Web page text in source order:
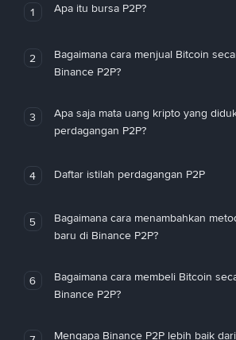
1 Apa itu bursa P2P?
2
Bagaimana cara menjual Bitcoin
Binance P2P?
3
Apa saja mata uang kripto yang
perdagangan P2P?
4 Daftar istilah perdagangan P2P
5
Bagaimana cara menambahkan
baru di Binance P2P?
6
Bagaimana cara membeli Bitcoin
Binance P2P?
Mengapa Binance P2P lebih baik